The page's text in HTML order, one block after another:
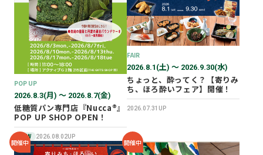
2025年12月
2025年11月
2025年10月
POP UP
2026.8.3(月) 〜 2026.8.7(金)
低糖質パン専門店『Nucca®』
POP UP SHOP OPEN！
NEW 2026.08.02UP
FAIR
2026.8.1(土) 〜 2026.9.30(水)
ちょっと、酔ってく？【寄りみ
ち、ほろ酔いフェア】開催！
2026.07.31UP
開催中 開催中